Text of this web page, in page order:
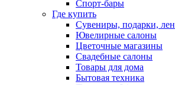
Спорт-бары
Где купить
Сувениры, подарки, лен
Ювелирные салоны
Цветочные магазины
Свадебные салоны
Товары для дома
Бытовая техника